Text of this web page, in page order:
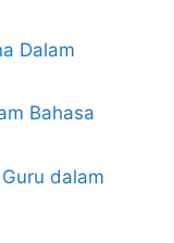
Dalam
Bahasa
dalam